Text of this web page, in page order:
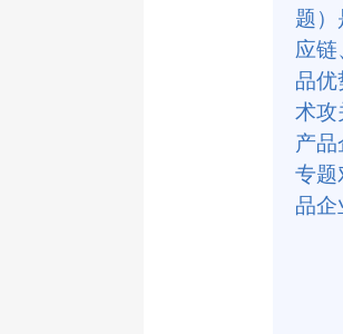
题
应
品
术
产
专题
品企